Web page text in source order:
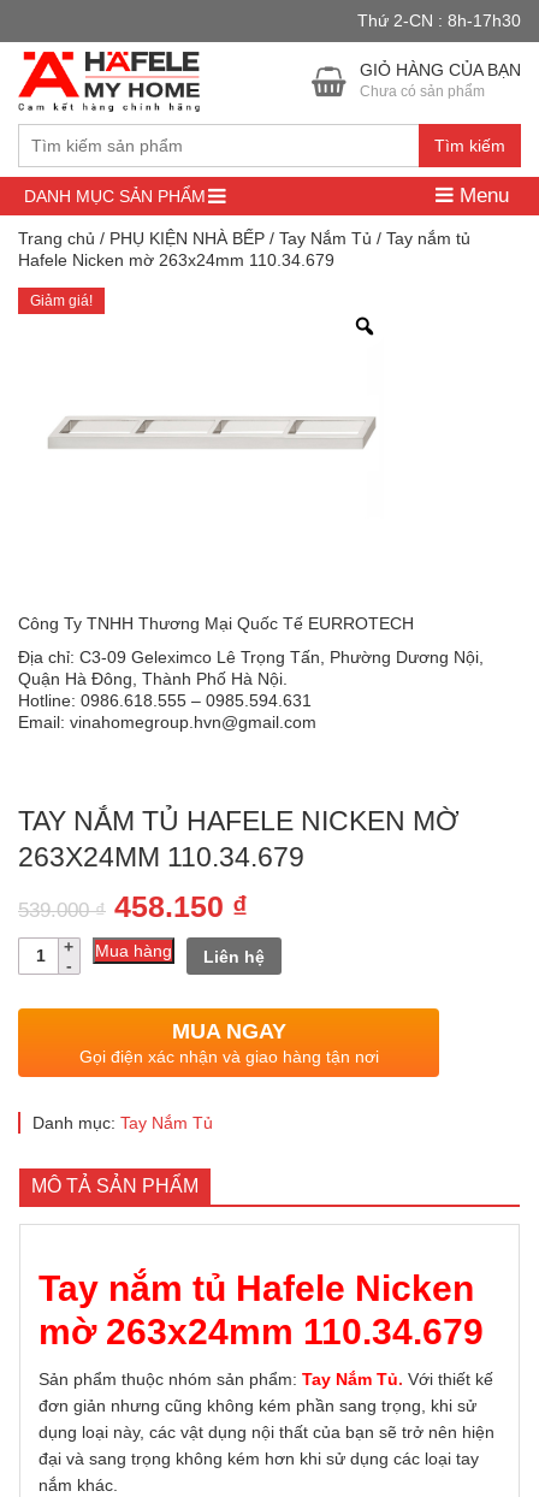
Thứ 2-CN : 8h-17h30
Tìm kiếm
GIỎ HÀNG CỦA BẠN
Chưa có sản phẩm
DANH MỤC SẢN PHẨM Menu
Trang chủ / PHỤ KIỆN NHÀ BẾP / Tay Nắm Tủ / Tay nắm tủ
Hafele Nicken mờ 263x24mm 110.34.679
Giảm giá!
Công Ty TNHH Thương Mại Quốc Tế EURROTECH
Địa chỉ: C3-09 Geleximco Lê Trọng Tấn, Phường Dương Nội,
Quận Hà Đông, Thành Phố Hà Nội.
Hotline: 0986.618.555 – 0985.594.631
Email: vinahomegroup.hvn@gmail.com
TAY NẮM TỦ HAFELE NICKEN MỜ
263X24MM 110.34.679
539.000₫ Giá
gốc
539.000 ₫.
458.150 ₫
hiện
tại
là:
458.150 ₫.
Số
lượng
Mua hàng Liên hệ
MUA NGAY
Gọi điện xác nhận và giao hàng tận nơi
Danh mục: Tay Nắm Tủ
MÔ TẢ SẢN PHẨM
Tay nắm tủ Hafele Nicken
mờ 263x24mm 110.34.679
Sản phẩm thuộc nhóm sản phẩm: Tay Nắm Tủ. Với thiết kế
đơn giản nhưng cũng không kém phần sang trọng, khi sử
dụng loại này, các vật dụng nội thất của bạn sẽ trở nên hiện
đại và sang trọng không kém hơn khi sử dụng các loại tay
nắm khác.
Đây là cửa hàng demo nhằm mục đích thử nghiệm — các đơn hàng
sẽ không có hiệu lực.